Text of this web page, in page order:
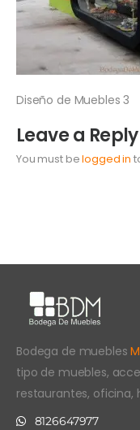
Diseño de Muebles 3
Leave a Reply
You must belogged in
Bodega de muebles
tipo de muebles,
restaurantes, oficina,
8126647977